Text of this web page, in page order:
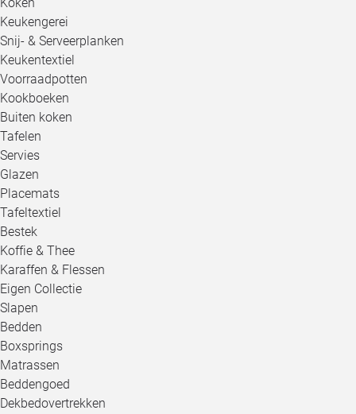
Keukengerei
Snij- & Serveerplanken
Keukentextiel
Voorraadpotten
Kookboeken
Buiten koken
Tafelen
Servies
Glazen
Placemats
Tafeltextiel
Bestek
Koffie & Thee
Karaffen & Flessen
Eigen Collectie
Slapen
Bedden
Boxsprings
Matrassen
Beddengoed
Dekbedovertrekken